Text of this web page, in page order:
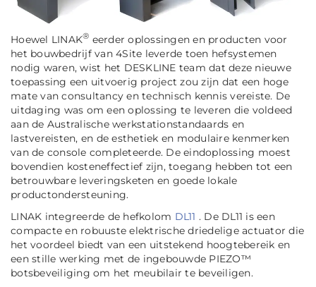
Hoewel LINAK® eerder oplossingen en producten voor
het bouwbedrijf van 4Site leverde toen hefsystemen
nodig waren, wist het DESKLINE team dat deze nieuwe
toepassing een uitvoerig project zou zijn dat een hoge
mate van consultancy en technisch kennis vereiste. De
uitdaging was om een oplossing te leveren die voldeed
aan de Australische werkstationstandaards en
lastvereisten, en de esthetiek en modulaire kenmerken
van de console completeerde. De eindoplossing moest
bovendien kosteneffectief zijn, toegang hebben tot een
betrouwbare leveringsketen en goede lokale
productondersteuning.
LINAK integreerde de hefkolom DL11 . De DL11 is een
compacte en robuuste elektrische driedelige actuator die
het voordeel biedt van een uitstekend hoogtebereik en
een stille werking met de ingebouwde PIEZO™
botsbeveiliging om het meubilair te beveiligen.